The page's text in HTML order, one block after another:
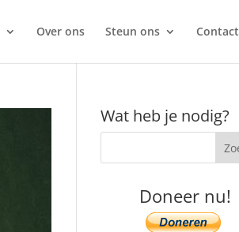
Over ons Steun ons Contact
Wat heb je nodig?
Doneer nu!